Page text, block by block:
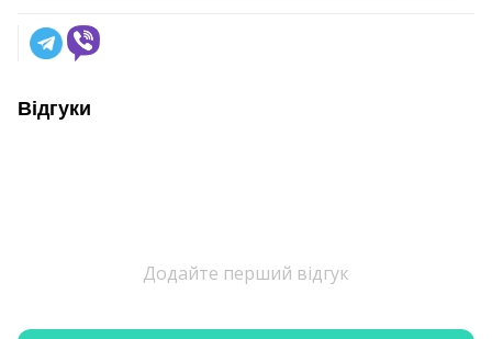
Відгуки
Додайте перший відгук